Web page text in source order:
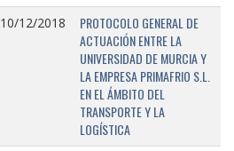
10/12/2018
PROTOCOLO GENERAL DE
ACTUACIÓN ENTRE LA
UNIVERSIDAD DE MURCIA Y
LA EMPRESA PRIMAFRIO S.L.
EN EL ÁMBITO DEL
TRANSPORTE Y LA
LOGÍSTICA